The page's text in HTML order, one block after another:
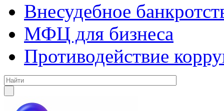
Внесудебное
МФЦ для бизнеса
Противодействие